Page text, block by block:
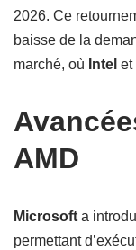
2026. Ce
baisse de la
marché, où Intel et
AMD
Microsoft a
permettant